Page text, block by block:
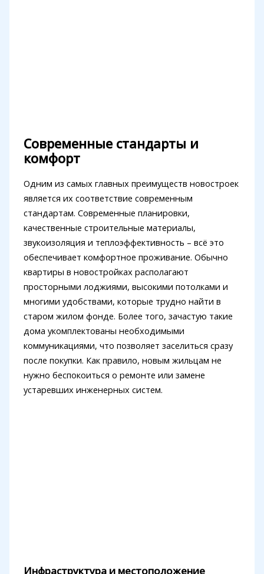
Современные стандарты и
комфорт
Одним из самых главных преимуществ новостроек
является их соответствие современным
стандартам. Современные планировки,
качественные строительные материалы,
звукоизоляция и теплоэффективность – всё это
обеспечивает комфортное проживание. Обычно
квартиры в новостройках располагают
просторными лоджиями, высокими потолками и
многими удобствами, которые трудно найти в
старом жилом фонде. Более того, зачастую такие
дома укомплектованы необходимыми
коммуникациями, что позволяет заселиться сразу
после покупки. Как правило, новым жильцам не
нужно беспокоиться о ремонте или замене
устаревших инженерных систем.
Инфраструктура и местоположение